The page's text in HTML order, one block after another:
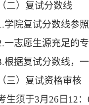
（二） 复试分数线
学院复试分数线参
一志愿生源充足的
根据复试分数线，
（三） 复试资格审核
生须于3月 26日 12